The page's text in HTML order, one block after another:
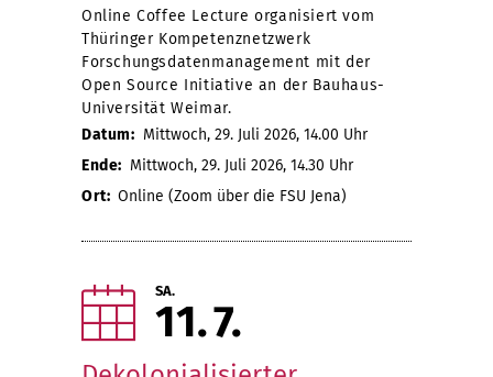
Online Coffee Lecture organisiert vom
Thüringer Kompetenznetzwerk
Forschungsdatenmanagement mit der
Open Source Initiative an der Bauhaus-
Universität Weimar.
Datum: Mittwoch, 29. Juli 2026, 14.00 Uhr
Ende: Mittwoch, 29. Juli 2026, 14.30 Uhr
Ort: Online (Zoom über die FSU Jena)
SA.
11 7